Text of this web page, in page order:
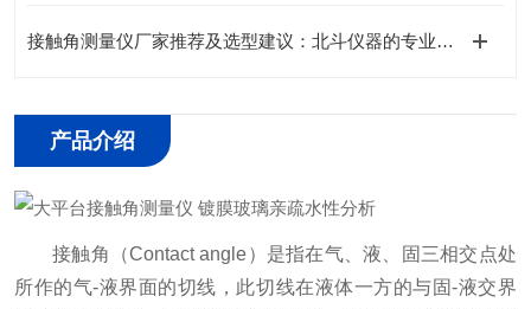
接触角测量仪厂家推荐及选型建议：北斗仪器的专业解决方案
产品介绍
接触角（Contact angle）是指在气、液、固三相交点处
所作的气-液界面的切线，此切线在液体一方的与固-液交界